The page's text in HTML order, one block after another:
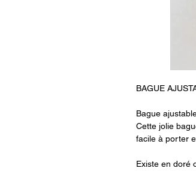
BAGUE
Bague
Cette jolie
facile à porter
Existe en doré